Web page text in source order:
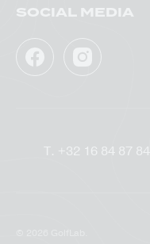
SOCIAL MEDIA
Facebook
GolfLab
Instagram
GolfLab
T. +32 16 84 87 84